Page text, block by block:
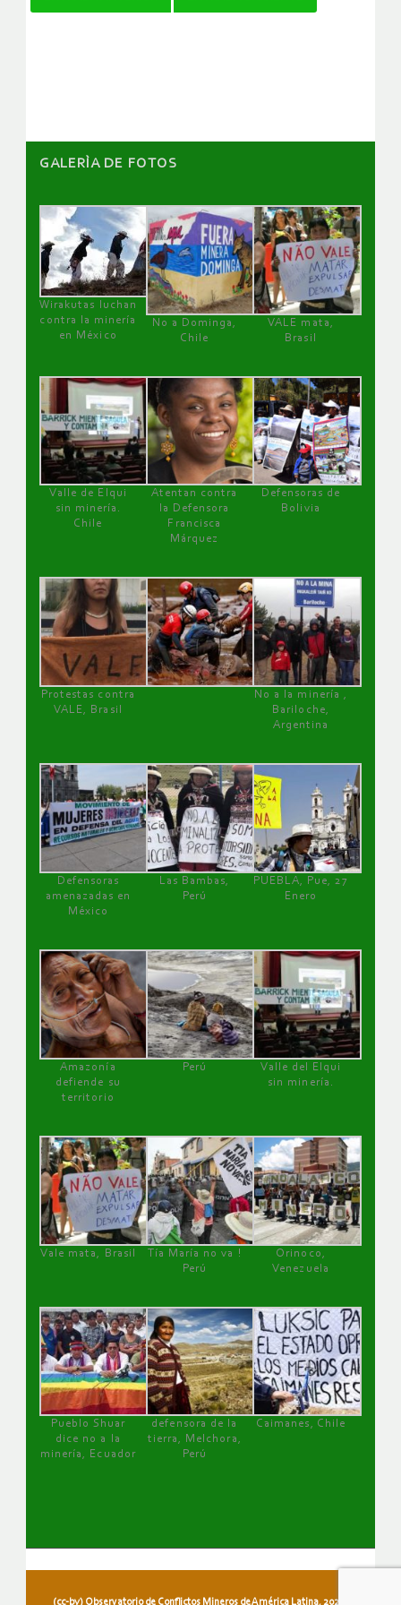
GALERÌA DE FOTOS
Wirakutas luchan
contra la minería
en México
No a Dominga,
Chile
VALE mata,
Brasil
Valle de Elqui
sin minería.
Chile
Atentan contra
la Defensora
Francisca
Márquez
Defensoras de
Bolivia
Protestas contra
VALE, Brasil
No a la minería ,
Bariloche,
Argentina
Defensoras
amenazadas en
México
Las Bambas,
Perú
PUEBLA, Pue, 27
Enero
Amazonía
defiende su
territorio
Perú
Valle del Elqui
sin minería.
Vale mata, Brasil
Tía María no va !
Perú
Orinoco,
Venezuela
Pueblo Shuar
dice no a la
minería, Ecuador
defensora de la
tierra, Melchora,
Perú
Caimanes, Chile
(cc-by) Observatorio de Conflictos Mineros de América Latina, 2026